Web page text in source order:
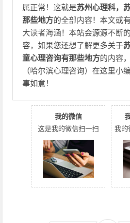
属正常！这就是苏州心理科，
那些地方的全部内容！本文或
大读者海涵！本站会源源不断
容，如果您还想了解更多关于
童心理咨询有那些地方的内容
（哈尔滨心理咨询）在这里小
事如意！
我的微信
这是我的微信扫一扫
我的